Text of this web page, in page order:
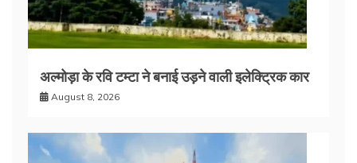
अल्मोड़ा के रवि टम्टा ने बनाई उड़ने वाली इलेक्ट्रिक कार
August 8, 2026